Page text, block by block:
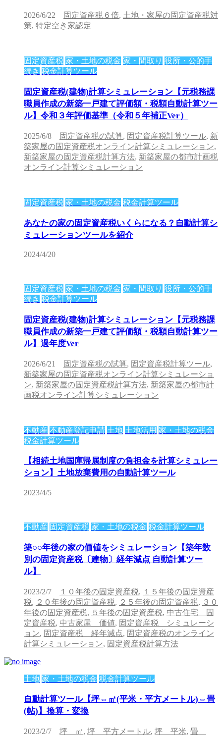
2026/6/22 固定資産税６倍, 土地・家屋の固定資産税対
策, 特定空き家認定
固定資産税 家・土地の税金 家・間取り 役所・公的手
続き 税金計算ツール
固定資産税(建物)計算シミュレーション【元税務課
職員作成の新築一戸建て評価額・税額自動計算ツー
ル】令和３年評価基準（令和５年補正Ver）
2025/6/8 固定資産税の試算, 固定資産税計算ツール, 新
築家屋の固定資産税オンライン計算シミュレーション,
新築家屋の固定資産税計算方法, 新築家屋の都市計画税
オンライン計算シミュレーション
固定資産税 家・土地の税金 税金計算ツール
あなたの家の固定資産税いくらになる？自動計算シ
ミュレーションツールを紹介
2024/4/20
固定資産税 家・土地の税金 家・間取り 役所・公的手
続き 税金計算ツール
固定資産税(建物)計算シミュレーション【元税務課
職員作成の新築一戸建て評価額・税額自動計算ツー
ル】過年度Ver
2026/6/21 固定資産税の試算, 固定資産税計算ツール,
新築家屋の固定資産税オンライン計算シミュレーショ
ン, 新築家屋の固定資産税計算方法, 新築家屋の都市計
画税オンライン計算シミュレーション
不動産 不動産登記申請 土地 土地活用 家・土地の税金
税金計算ツール
【相続土地国庫帰属制度の負担金を計算シミュレー
ション】土地放棄費用の自動計算ツール
2023/4/5
不動産 固定資産税 家・土地の税金 税金計算ツール
築○○年後の家の価値をシミュレーション【築年数
別の固定資産税〔建物〕経年減点 自動計算ツー
ル】
2023/2/7 １０年後の固定資産税, １５年後の固定資産
税, ２０年後の固定資産税, ２５年後の固定資産税, ３０
年後の固定資産税, ５年後の固定資産税, 中古住宅 固
定資産税, 中古家屋 価値, 固定資産税 シミュレーシ
ョン, 固定資産税 経年減点, 固定資産税のオンライン
計算シミュレーション, 固定資産税計算方法
土地 家・土地の税金 税金計算ツール
自動計算ツール【坪⇔㎡(平米・平方メートル)⇔畳
(帖)】換算・変換
2023/2/7 坪 ㎡, 坪 平方メートル, 坪 平米, 畳